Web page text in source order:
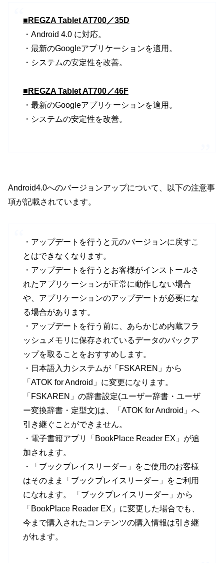
■REGZA Tablet AT700／35D
・Android 4.0 に対応。
・最新のGoogleアプリケーションを適用。
・システムの安定性を改善。
■REGZA Tablet AT700／46F
・最新のGoogleアプリケーションを適用。
・システムの安定性を改善。
Android4.0へのバージョンアップについて、以下の注意事
項が記載されています。
・アップデートを行うと元のバージョンに戻すこ
とはできなくなります。
・アップデートを行うとお客様がインストールさ
れたアプリケーションが正常に動作しない場合
や、アプリケーションのアップデートが必要にな
る場合があります。
・アップデートを行う前に、あらかじめ内蔵フラ
ッシュメモリに保存されているデータのバックア
ップを取ることをおすすめします。
・日本語入力システムが「FSKAREN」から
「ATOK for Android」に変更になります。
「FSKAREN」の辞書設定(ユーザー辞書・ユーザ
ー変換辞書・定型文)は、「ATOK for Android」へ
引き継ぐことができません。
・電子書籍アプリ「BookPlace Reader EX」が追
加されます。
・「ブックプレイスリーダー」をご使用のお客様
はそのまま「ブックプレイスリーダー」をご利用
になれます。 「ブックプレイスリーダー」から
「BookPlace Reader EX」に変更した場合でも、
今まで購入されたコンテンツの購入情報は引き継
がれます。